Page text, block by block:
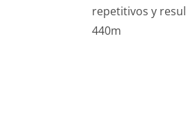
repetitivos y
440m